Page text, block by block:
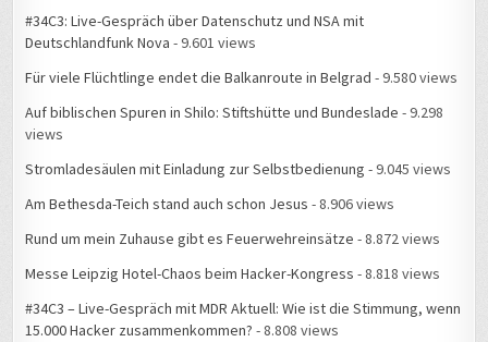
#34C3: Live-Gespräch über Datenschutz und NSA mit
Deutschlandfunk Nova - 9.601 views
Für viele Flüchtlinge endet die Balkanroute in Belgrad - 9.580 views
Auf biblischen Spuren in Shilo: Stiftshütte und Bundeslade - 9.298
views
Stromladesäulen mit Einladung zur Selbstbedienung - 9.045 views
Am Bethesda-Teich stand auch schon Jesus - 8.906 views
Rund um mein Zuhause gibt es Feuerwehreinsätze - 8.872 views
Messe Leipzig Hotel-Chaos beim Hacker-Kongress - 8.818 views
#34C3 – Live-Gespräch mit MDR Aktuell: Wie ist die Stimmung, wenn
15.000 Hacker zusammenkommen? - 8.808 views